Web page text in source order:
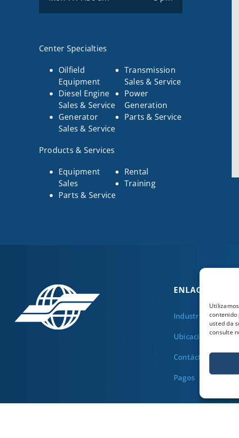
contenido
usted da
consulte
Center Specialties
Oilfield
Equipment
Diesel Engine
Sales & Service
Generator
Sales & Service
Transmission
Sales & Service
Power
Generation
Parts & Service
Products & Services
Equipment
Sales
Parts & Service
Rental
Training
ENLACES ÚTILES
Industrias
Ubicaciones
Contáctenos
Pagos